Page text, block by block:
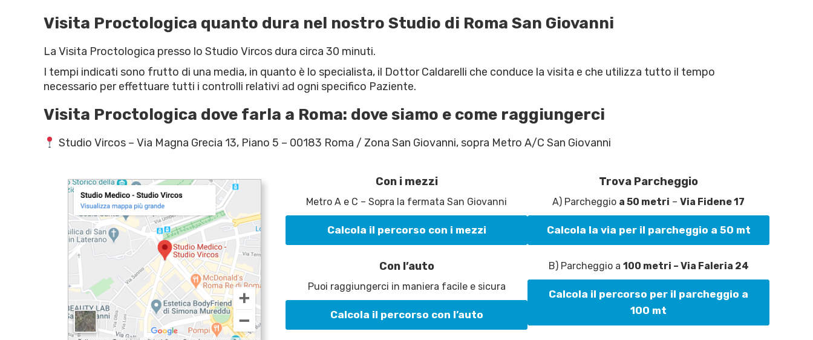
Visita Proctologica quanto dura nel nostro Studio di Roma San Giovanni
La Visita Proctologica presso lo Studio Vircos dura circa 30 minuti.
I tempi indicati sono frutto di una media, in quanto è lo specialista, il Dottor Caldarelli che conduce la visita e che utilizza tutto il tempo
necessario per effettuare tutti i controlli relativi ad ogni specifico Paziente.
Visita Proctologica dove farla a Roma: dove siamo e come raggiungerci
Studio Vircos – Via Magna Grecia 13, Piano 5 – 00183 Roma / Zona San Giovanni, sopra Metro A/C San Giovanni
Con i mezzi
Metro A e C – Sopra la fermata San Giovanni
Calcola il percorso con i mezzi
Con l’auto
Puoi raggiungerci in maniera facile e sicura
Calcola il percorso con l’auto
Trova Parcheggio
A) Parcheggio a 50 metri – Via Fidene 17
Calcola la via per il parcheggio a 50 mt
B) Parcheggio a 100 metri – Via Faleria 24
Calcola il percorso per il parcheggio a
100 mt